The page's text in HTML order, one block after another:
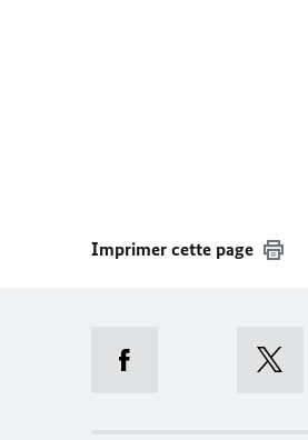
Imprimer cette page